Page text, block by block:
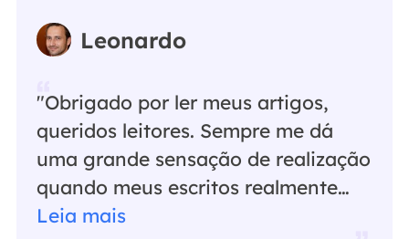
Leonardo
"Obrigado por ler meus artigos,
queridos leitores. Sempre me dá
uma grande sensação de realização
quando meus escritos realmente
ajudam. Espero que gostem de sua
Leia mais